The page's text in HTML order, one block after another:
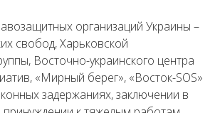
организаций Украины –
свобод, Харьковской
Восточно-украинского центра
«Мирный берег», «Восток-SOS»
задержаниях, заключении в